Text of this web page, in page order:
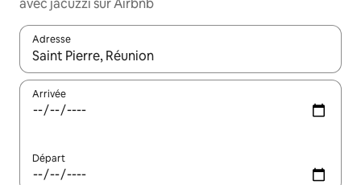
avec jacuzzi sur Airbnb
Adresse
Lorsque les résultats s'affichent, utilisez les flèches vers le
Arrivée
Départ